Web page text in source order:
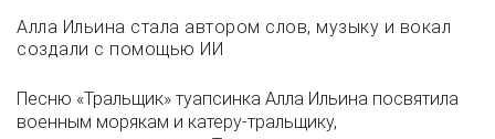
Алла Ильина стала автором слов, музыку и вокал
создали с помощью ИИ
Песню «Тральщик» туапсинка Алла Ильина посвятила
военным морякам и катеру-тральщику,